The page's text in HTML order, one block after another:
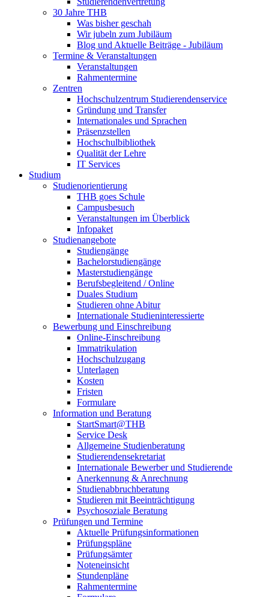
30 Jahre THB
Was bisher geschah
Wir jubeln zum Jubiläum
Blog und Aktuelle Beiträge - Jubiläum
Termine & Veranstaltungen
Veranstaltungen
Rahmentermine
Zentren
Hochschulzentrum Studierendenservice
Gründung und Transfer
Internationales und Sprachen
Präsenzstellen
Hochschulbibliothek
Qualität der Lehre
IT Services
Studium
Studienorientierung
THB goes Schule
Campusbesuch
Veranstaltungen im Überblick
Infopaket
Studienangebote
Studiengänge
Bachelorstudiengänge
Masterstudiengänge
Berufsbegleitend / Online
Duales Studium
Studieren ohne Abitur
Internationale Studieninteressierte
Bewerbung und Einschreibung
Online-Einschreibung
Immatrikulation
Hochschulzugang
Unterlagen
Kosten
Fristen
Formulare
Information und Beratung
StartSmart@THB
Service Desk
Allgemeine Studienberatung
Studierendensekretariat
Internationale Bewerber und Studierende
Anerkennung & Anrechnung
Studienabbruchberatung
Studieren mit Beeinträchtigung
Psychosoziale Beratung
Prüfungen und Termine
Aktuelle Prüfungsinformationen
Prüfungspläne
Prüfungsämter
Noteneinsicht
Stundenpläne
Rahmentermine